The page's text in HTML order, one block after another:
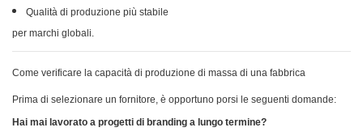
Qualità di produzione più stabile
per marchi globali.
Come verificare la capacità di produzione di massa di una fabbrica
Prima di selezionare un fornitore, è opportuno porsi le seguenti domande:
Hai mai lavorato a progetti di branding a lungo termine?